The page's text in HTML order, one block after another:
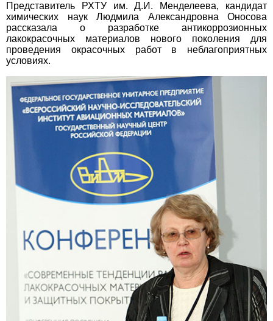
Представитель РХТУ им. Д.И. Менделеева, кандидат
химических наук Людмила Александровна Оносова
рассказала о разработке антикоррозионных
лакокрасочных материалов нового поколения для
проведения окрасочных работ в неблагоприятных
условиях.